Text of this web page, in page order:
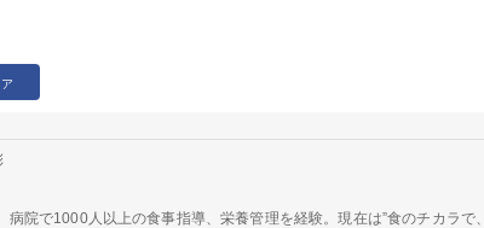
病院で1000人以上の食事指導、栄養管理を経験。現在は”食のチカラで、